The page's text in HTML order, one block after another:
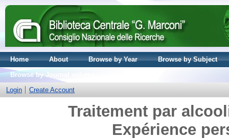
Home About Browse by Year
Browse by Subject
Browse by Journal volume
Login
Create Account
Traitement par
Expérience